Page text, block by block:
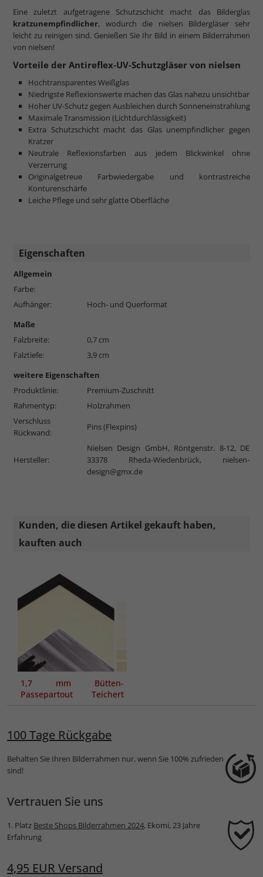
Eine zuletzt aufgetragene Schutzschicht macht das Bilderglas
kratzunempfindlicher, wodurch die nielsen Bildergläser sehr
leicht zu reinigen sind. Genießen Sie Ihr Bild in einem Bilderrahmen
von nielsen!
Vorteile der Antireflex-UV-Schutzgläser von nielsen
Hochtransparentes Weißglas
Niedrigste Reflexionswerte machen das Glas nahezu unsichtbar
Hoher UV-Schutz gegen Ausbleichen durch Sonneneinstrahlung
Maximale Transmission (Lichtdurchlässigkeit)
Extra Schutzschicht macht das Glas unempfindlicher gegen
Kratzer
Neutrale Reflexionsfarben aus jedem Blickwinkel ohne
Verzerrung
Originalgetreue Farbwiedergabe und kontrastreiche
Konturenschärfe
Leiche Pflege und sehr glatte Oberfläche
Eigenschaften
Allgemein
Farbe:
Aufhänger:
Hoch- und Querformat
Maße
Falzbreite:
0,7 cm
Falztiefe:
3,9 cm
weitere Eigenschaften
Produktlinie:
Premium-Zuschnitt
Rahmentyp:
Holzrahmen
Verschluss
Rückwand:
Pins (Flexpins)
Hersteller:
Nielsen Design GmbH, Röntgenstr. 8-12, DE
33378 Rheda-Wiedenbrück, nielsen-
design@gmx.de
Kunden, die diesen Artikel gekauft haben,
kauften auch
1,7 mm Bütten-
Passepartout Teichert
100 Tage Rückgabe
Behalten Sie Ihren Bilderrahmen nur, wenn Sie 100% zufrieden
sind!
Vertrauen Sie uns
1. Platz Beste Shops Bilderrahmen 2024, Ekomi, 23 Jahre
Erfahrung
4,95 EUR Versand